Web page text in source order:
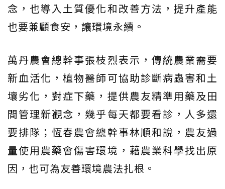
念，也導入土質優化和改善方法，提升產能
也要兼顧食安，讓環境永續。
萬丹農會總幹事張枝烈表示，傳統農業需要
新血活化，植物醫師可協助診斷病蟲害和土
壤劣化，對症下藥，提供農友精準用藥及田
間管理新觀念，幾乎每天都要看診，人多還
要排隊；恆春農會總幹事林順和說，農友過
量使用農藥會傷害環境，藉農業科學找出原
因，也可為友善環境農法扎根。